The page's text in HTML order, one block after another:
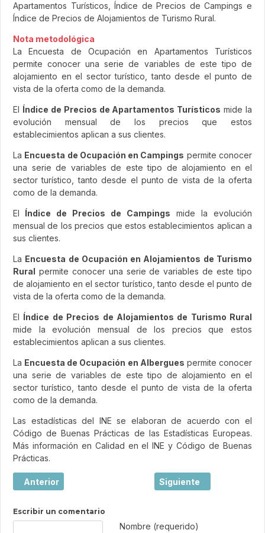
Apartamentos Turísticos, Índice de Precios de Campings e
Índice de Precios de Alojamientos de Turismo Rural.
Nota metodológica
La Encuesta de Ocupación en Apartamentos Turísticos
permite conocer una serie de variables de este tipo de
alojamiento en el sector turístico, tanto desde el punto de
vista de la oferta como de la demanda.
El Índice de Precios de Apartamentos Turísticos mide la
evolución mensual de los precios que estos
establecimientos aplican a sus clientes.
La Encuesta de Ocupación en Campings permite conocer
una serie de variables de este tipo de alojamiento en el
sector turístico, tanto desde el punto de vista de la oferta
como de la demanda.
El Índice de Precios de Campings mide la evolución
mensual de los precios que estos establecimientos aplican a
sus clientes.
La Encuesta de Ocupación en Alojamientos de Turismo
Rural permite conocer una serie de variables de este tipo
de alojamiento en el sector turístico, tanto desde el punto de
vista de la oferta como de la demanda.
El Índice de Precios de Alojamientos de Turismo Rural
mide la evolución mensual de los precios que estos
establecimientos aplican a sus clientes.
La Encuesta de Ocupación en Albergues permite conocer
una serie de variables de este tipo de alojamiento en el
sector turístico, tanto desde el punto de vista de la oferta
como de la demanda.
Las estadísticas del INE se elaboran de acuerdo con el
Código de Buenas Prácticas de las Estadísticas Europeas.
Más información en Calidad en el INE y Código de Buenas
Prácticas.
Artículo anterior: Encuesta de Gasto Turístico (EGATUR)
Anterior Artículo siguiente:
Siguiente
Escribir un comentario
Nombre (requerido)